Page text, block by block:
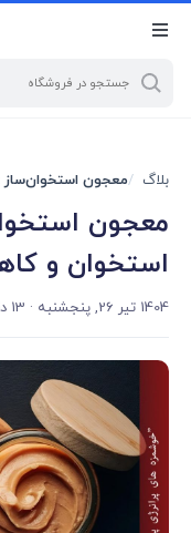
{ .w-ch{bottom: 125px
left:5px !important;} }
بلاگ معجون
معجون
استخوان و
1404 تیر 26, پنجشنبه · 13 دقیقه مطالعه